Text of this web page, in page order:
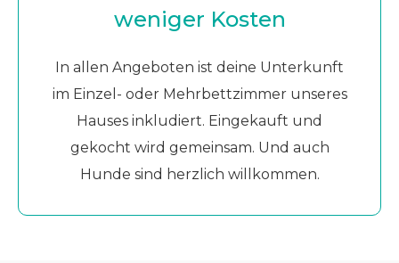
weniger Kosten
In allen Angeboten ist deine Unterkunft
im Einzel- oder Mehrbettzimmer unseres
Hauses inkludiert. Eingekauft und
gekocht wird gemeinsam. Und auch
Hunde sind herzlich willkommen.